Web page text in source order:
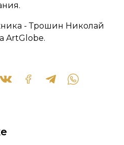
- Трошин Николай
ArtGlobe.